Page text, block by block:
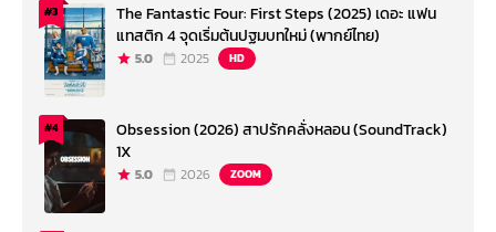
#3
The Fantastic Four: First Steps (2025) เดอะ แฟน
แทสติก 4 จุดเริ่มต้นปฐมบทใหม่ (พากย์ไทย)
5.0 2025 HD
#4
Obsession (2026) สาปรักคลั่งหลอน (SoundTrack)
1X
5.0 2026 ZOOM